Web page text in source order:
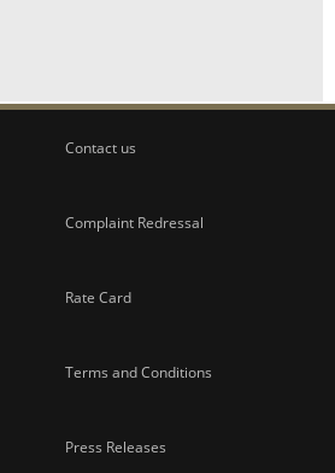
Contact us
Complaint Redressal
Rate Card
Terms and Conditions
Press Releases